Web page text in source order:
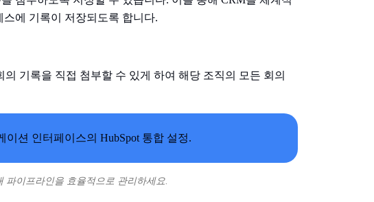
에 기록이 저장되도록 합니다.
의 기록을 직접 첨부할 수 있게 하여 해당 조직의 모든 회의
파이프라인을 효율적으로 관리하세요.